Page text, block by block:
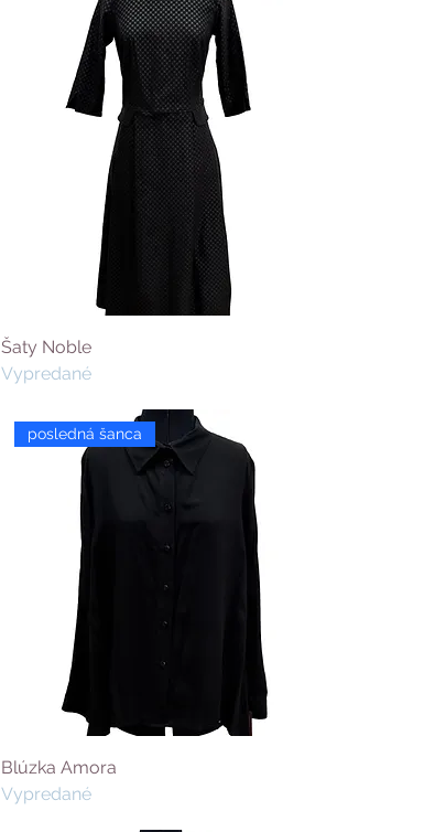
Šaty Noble
Vypredané
posledná šanca
Blúzka Amora
Vypredané